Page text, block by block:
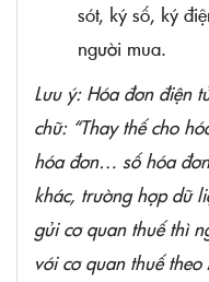
sót, ký số, ký
người mua.
Lưu ý: Hóa đơn điện
chữ: “Thay thế cho
hóa đơn… số hóa
khác, trường hợp dữ
gửi cơ quan thuế thì
với cơ quan thuế